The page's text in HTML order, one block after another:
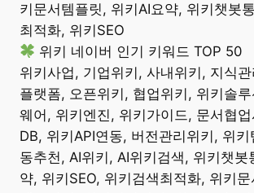
키문서템플릿, 위키AI요약, 위키챗봇
최적화, 위키SEO
위키 네이버 인기 키워드 TOP 50
위키사업, 기업위키, 사내위키, 지식
플랫폼, 오픈위키, 협업위키, 위키솔
웨어, 위키엔진, 위키가이드, 문서협
DB, 위키API연동, 버전관리위키, 위
동추천, AI위키, AI위키검색, 위키챗봇
약, 위키SEO, 위키검색최적화, 위키